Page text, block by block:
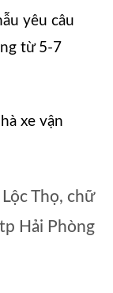
yêu câu
từ 5-7
xe vận
Thọ, chữ
Hải Phòng